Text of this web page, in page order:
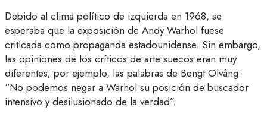
Debido al clima político de izquierda en 1968, se
esperaba que la exposición de Andy Warhol fuese
criticada como propaganda estadounidense. Sin embargo,
las opiniones de los críticos de arte suecos eran muy
diferentes; por ejemplo, las palabras de Bengt Olvång:
“No podemos negar a Warhol su posición de buscador
intensivo y desilusionado de la verdad”.